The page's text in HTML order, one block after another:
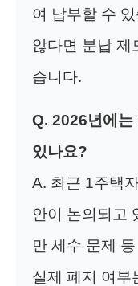
여 납부할 수
않다면 분납 제
습니다.
Q. 2026년에는
있나요?
A. 최근 1주택
안이 논의되고
만 세수 문제
실제 폐지 여부